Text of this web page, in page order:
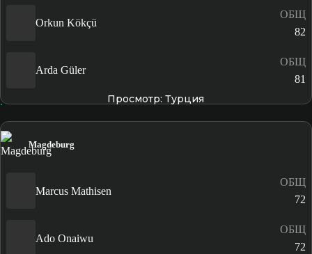
Orkun Kökçü
ОБЩ
82
Arda Güler
ОБЩ
81
Просмотр: Турция
Magdeburg
Marcus Mathisen
ОБЩ
72
Ado Onaiwu
ОБЩ
72